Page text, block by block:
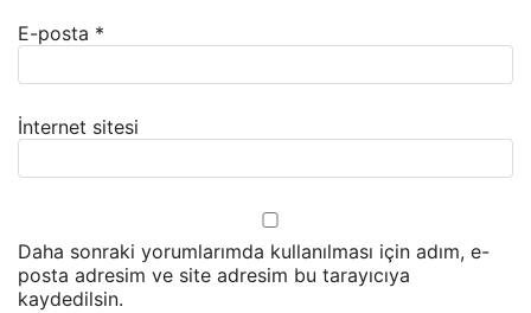
E-posta *
İnternet sitesi
Daha sonraki yorumlarımda kullanılması için adım, e-
posta adresim ve site adresim bu tarayıcıya
kaydedilsin.